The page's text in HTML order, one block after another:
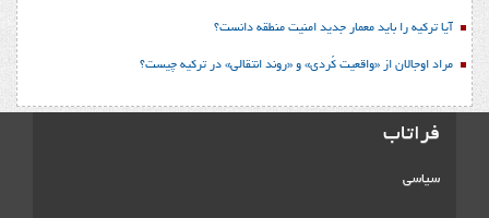
آیا ترکیه را باید معمار جدید امنیت منطقه دانست؟
مراد اوجالان از «واقعیت کُردی» و «روند انتقالی» در ترکیه چیست؟
فراتاب
سیاسی